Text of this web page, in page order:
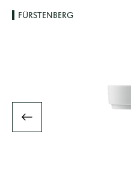
FÜRSTENBERG